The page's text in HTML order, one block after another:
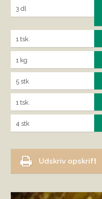
3 dl
1 tsk.
1 kg
5 stk
1 tsk.
4 stk
Udskriv opskrift